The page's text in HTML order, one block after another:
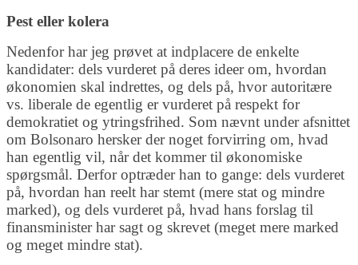
Pest eller kolera
Nedenfor har jeg prøvet at indplacere de enkelte
kandidater: dels vurderet på deres ideer om, hvordan
økonomien skal indrettes, og dels på, hvor autoritære
vs. liberale de egentlig er vurderet på respekt for
demokratiet og ytringsfrihed. Som nævnt under afsnittet
om Bolsonaro hersker der noget forvirring om, hvad
han egentlig vil, når det kommer til økonomiske
spørgsmål. Derfor optræder han to gange: dels vurderet
på, hvordan han reelt har stemt (mere stat og mindre
marked), og dels vurderet på, hvad hans forslag til
finansminister har sagt og skrevet (meget mere marked
og meget mindre stat).